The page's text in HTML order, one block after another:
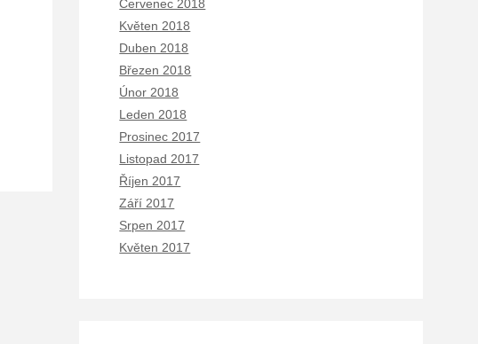
Červenec 2018
Květen 2018
Duben 2018
Březen 2018
Únor 2018
Leden 2018
Prosinec 2017
Listopad 2017
Říjen 2017
Září 2017
Srpen 2017
Květen 2017